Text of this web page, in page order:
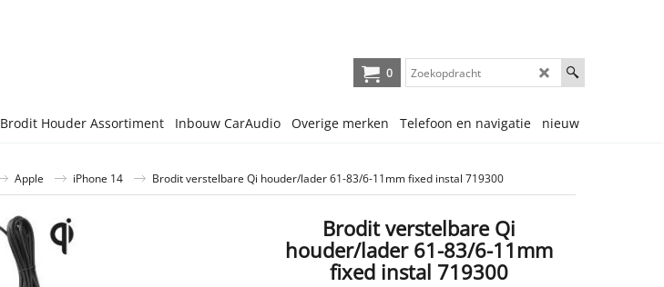
0
Brodit Houder Assortiment Inbouw CarAudio Overige merken Telefoon en navigatie nieuw
Apple iPhone 14 Brodit verstelbare Qi houder/lader 61-83/6-11mm fixed instal 719300
Brodit verstelbare Qi
houder/lader 61-83/6-11mm
fixed instal 719300